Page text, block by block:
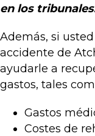
en los
Además, si
accidente de
ayudarle a
gastos, tales
Gastos
Costes de